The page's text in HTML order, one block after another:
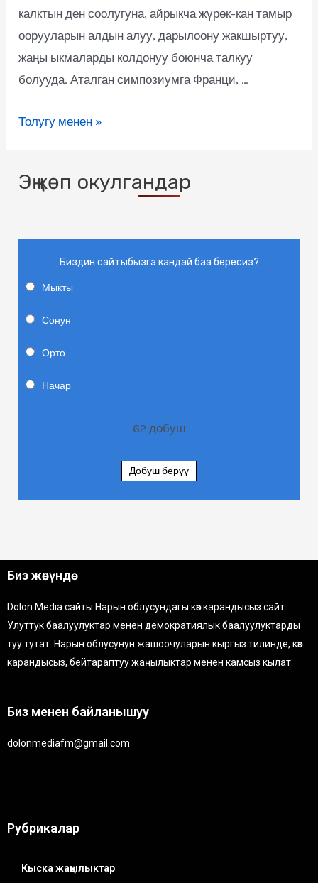
калктын ден соолугуна, айрыкча жүрөк-кан тамыр
оорууларын алдын алуу, дарылоону жакшыртуу,
жаңы ыкмаларды колдонуу боюнча талкуу
болууда. Аталган симпозиумга Франци, …
Толугу менен »
Эң көп окулгандар
Биздин сайтыбызга кандай баа бересиз?
Мыкты
Сонун
Орто
Начар
62 добуш
Добуш берүү
Биз жөнүндө
Dolon Media сайты Нарын облусундагы көз карандысыз сайт.
Улуттук баалуулуктар менен демократиялык баалуулуктарды
туу тутат. Нарын облусунун жашоочуларын кыргыз тилинде, көз
карандысыз, бейтараптуу жаңылыктар менен камсыз кылат.
Биз менен байланышуу
dolonmediafm@gmail.com
Рубрикалар
Кыска жаңылыктар